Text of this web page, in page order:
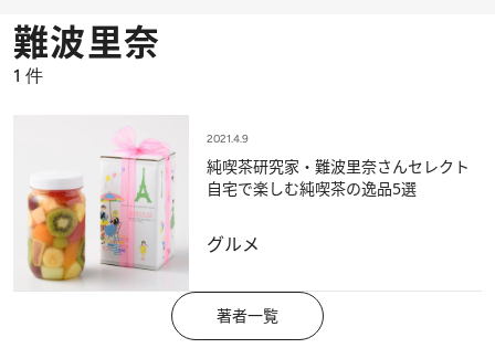
難波里奈
1 件
2021.4.9
純喫茶研究家・難波里奈さんセレクト
自宅で楽しむ純喫茶の逸品5選
グルメ
著者一覧